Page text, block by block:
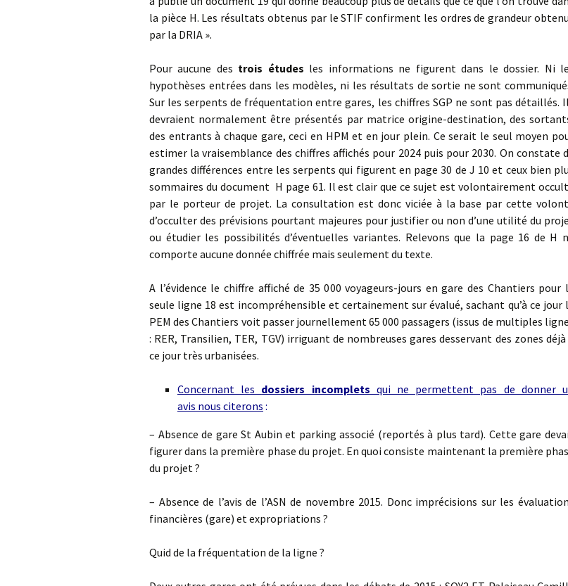
la pièce H. Les résultats obtenus par le STIF confirment les ordres de grandeur
par la DRIA ».
Pour aucune des trois études les informations ne figurent dans le dossier. Ni
hypothèses entrées dans les modèles, ni les résultats de sortie ne sont
Sur les serpents de fréquentation entre gares, les chiffres SGP ne sont pas détaillés.
devraient normalement être présentés par matrice origine-destination, des
des entrants à chaque gare, ceci en HPM et en jour plein. Ce serait le seul moyen
estimer la vraisemblance des chiffres affichés pour 2024 puis pour 2030. On constate
grandes différences entre les serpents qui figurent en page 30 de J 10 et ceux bien
sommaires du document H page 61. Il est clair que ce sujet est volontairement
par le porteur de projet. La consultation est donc viciée à la base par cette
d’occulter des prévisions pourtant majeures pour justifier ou non d’une utilité du
ou étudier les possibilités d’éventuelles variantes. Relevons que la page 16 de H
comporte aucune donnée chiffrée mais seulement du texte.
A l’évidence le chiffre affiché de 35 000 voyageurs-jours en gare des Chantiers pour
seule ligne 18 est incompréhensible et certainement sur évalué, sachant qu’à ce jour
PEM des Chantiers voit passer journellement 65 000 passagers (issus de multiples
: RER, Transilien, TER, TGV) irriguant de nombreuses gares desservant des zones déjà
ce jour très urbanisées.
Concernant les dossiers incomplets qui ne permettent pas de donner
avis nous citerons :
– Absence de gare St Aubin et parking associé (reportés à plus tard). Cette gare
figurer dans la première phase du projet. En quoi consiste maintenant la première
du projet ?
– Absence de l’avis de l’ASN de novembre 2015. Donc imprécisions sur les
financières (gare) et expropriations ?
Quid de la fréquentation de la ligne ?